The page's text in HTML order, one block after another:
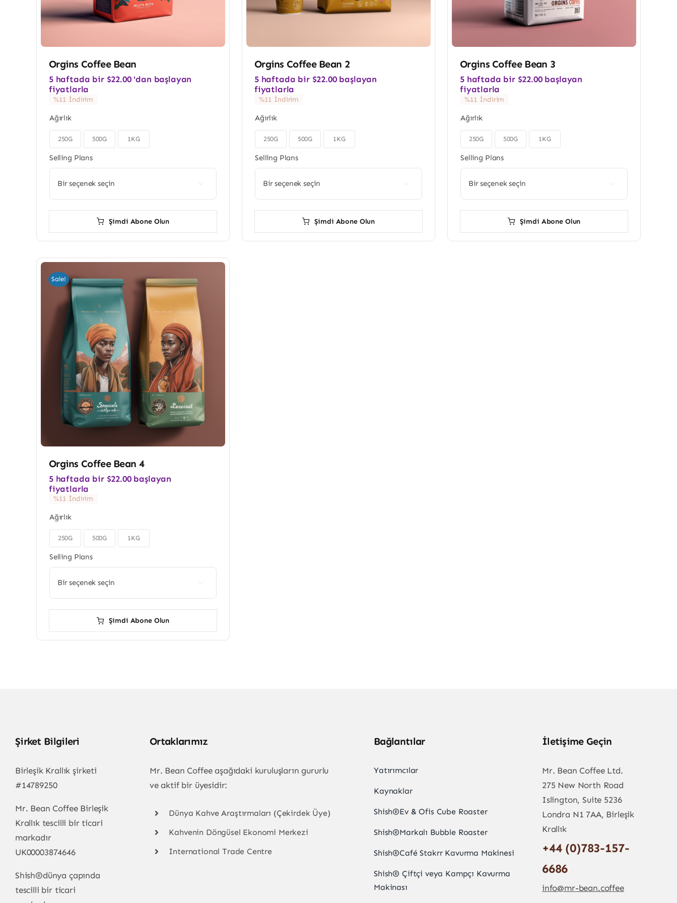
Orgins Coffee Bean
5 haftada bir $22.00 'dan başlayan
fiyatlarla
%11 İndirim
Ağırlık
250G 500G 1KG
Selling Plans
Şimdi Abone Olun
Orgins Coffee Bean 2
5 haftada bir $22.00 başlayan
fiyatlarla
%11 İndirim
Ağırlık
250G 500G 1KG
Selling Plans
Şimdi Abone Olun
Orgins Coffee Bean 3
5 haftada bir $22.00 başlayan
fiyatlarla
%11 İndirim
Ağırlık
250G 500G 1KG
Selling Plans
Şimdi Abone Olun
Sale!
Orgins Coffee Bean 4
5 haftada bir $22.00 başlayan
fiyatlarla
%11 İndirim
Ağırlık
250G 500G 1KG
Selling Plans
Şimdi Abone Olun
Şirket Bilgileri
Birleşik Krallık şirketi
#14789250
Mr. Bean Coffee Birleşik
Krallık tescilli bir ticari
markadır
UK00003874646
Shish®dünya çapında
tescilli bir ticari
Ortaklarımız
Mr. Bean Coffee aşağıdaki kuruluşların gururlu
ve aktif bir üyesidir:
Dünya Kahve Araştırmaları (Çekirdek Üye)
Kahvenin Döngüsel Ekonomi Merkezi
International Trade Centre
Bağlantılar
Yatırımcılar
Kaynaklar
Shish®Ev & Ofis Cube Roaster
Shish®Markalı Bubble Roaster
Shish®Café Stakrr Kavurma Makinesi
Shish® Çiftçi veya Kampçı Kavurma
Makinası
İletişime Geçin
Mr. Bean Coffee Ltd.
275 New North Road
Islington, Suite 5236
Londra N1 7AA, Birleşik
Krallık
+44 (0)783-157-
6686
info@mr-bean.coffee